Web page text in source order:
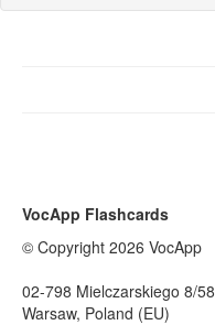
VocApp Flashcards
© Copyright 2026 VocApp
02-798 Mielczarskiego 8/58
Warsaw, Poland (EU)